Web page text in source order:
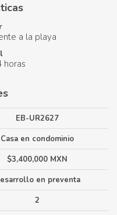
a la playa
horas
EB-UR2627
Casa en condominio
$3,400,000 MXN
en preventa
2